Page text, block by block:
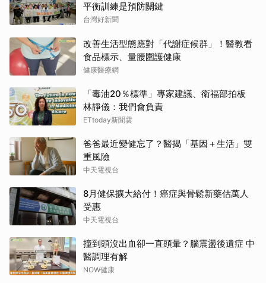
平衡訓練是預防關鍵
台灣好新聞
改善生活型態應對「代謝症候群」！醫教看
食品標示、量腰圍護健康
健康醫療網
「毒油20％標準」專家建議、衛福部拍板
林靜儀：我們會負責
ETtoday新聞雲
爸爸最近變健忘了？醫揭「基因＋生活」雙
重風險
中天電視台
8月健保擴大給付！癌症與骨鬆新藥估萬人
受惠
中天電視台
撞到頭沒出血卻一直頭暈？腦震盪後遺症 中
醫調理有解
NOW健康